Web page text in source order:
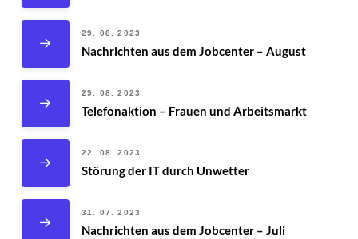
29. 08. 2023
Nachrichten aus dem Jobcenter – August
29. 08. 2023
Telefonaktion – Frauen und Arbeitsmarkt
22. 08. 2023
Störung der IT durch Unwetter
31. 07. 2023
Nachrichten aus dem Jobcenter – Juli